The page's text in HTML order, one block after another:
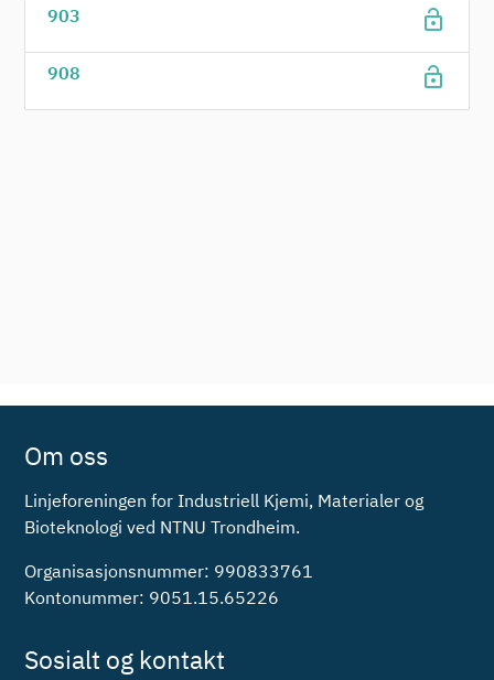
903 lock_open
908 lock_open
Om oss
Linjeforeningen for Industriell Kjemi, Materialer og
Bioteknologi ved NTNU Trondheim.
Organisasjonsnummer: 990833761
Kontonummer: 9051.15.65226
Sosialt og kontakt